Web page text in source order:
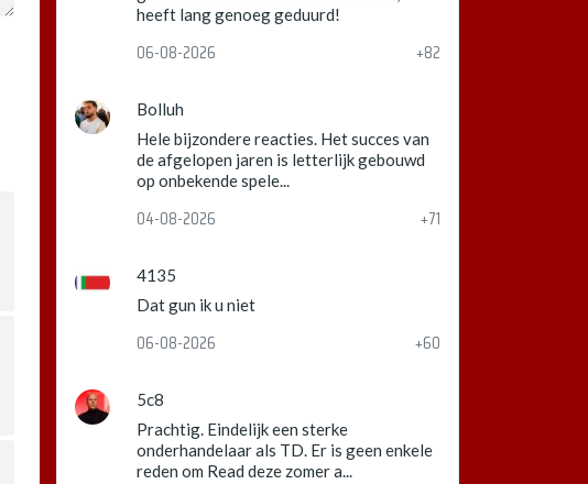
heeft lang genoeg geduurd!
06-08-2026 +82
Bolluh
Hele bijzondere reacties. Het succes van
de afgelopen jaren is letterlijk gebouwd
op onbekende spele...
04-08-2026 +71
4135
Dat gun ik u niet
06-08-2026 +60
5c8
Prachtig. Eindelijk een sterke
onderhandelaar als TD. Er is geen enkele
reden om Read deze zomer a...